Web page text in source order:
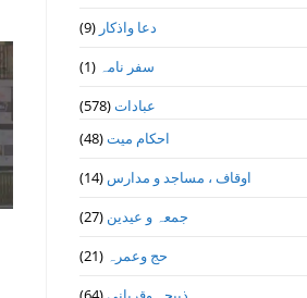
دعا واذكار (9)
سفر نامہ (1)
عبادات(578)
احکام میت(48)
اوقاف ، مساجد و مدارس (14)
جمعہ و عیدین (27)
حج وعمرہ (21)